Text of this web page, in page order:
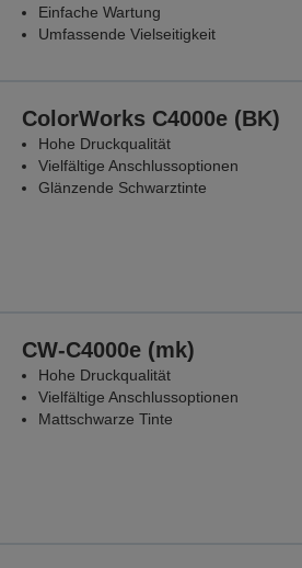
Einfache Wartung
Umfassende Vielseitigkeit
ColorWorks C4000e (BK)
Hohe Druckqualität
Vielfältige Anschlussoptionen
Glänzende Schwarztinte
CW-C4000e (mk)
Hohe Druckqualität
Vielfältige Anschlussoptionen
Mattschwarze Tinte